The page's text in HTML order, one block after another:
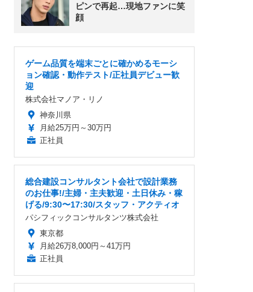
ピンで再起…現地ファンに笑
顔
ゲーム品質を端末ごとに確かめるモーシ
ョン確認・動作テスト/正社員デビュー歓
迎
株式会社マノア・リノ
神奈川県
月給25万円～30万円
正社員
総合建設コンサルタント会社で設計業務
のお仕事!/主婦・主夫歓迎・土日休み・稼
げる/9:30〜17:30/スタッフ・アクティオ
パシフィックコンサルタンツ株式会社
東京都
月給26万8,000円～41万円
正社員